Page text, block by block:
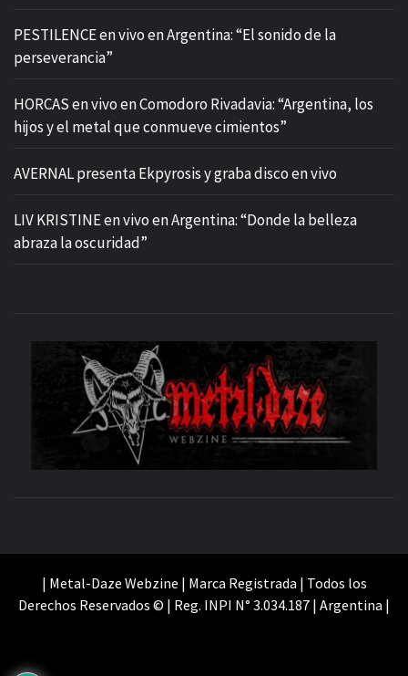
PESTILENCE en vivo en Argentina: “El sonido de la
perseverancia”
HORCAS en vivo en Comodoro Rivadavia: “Argentina, los
hijos y el metal que conmueve cimientos”
AVERNAL presenta Ekpyrosis y graba disco en vivo
LIV KRISTINE en vivo en Argentina: “Donde la belleza
abraza la oscuridad”
| Metal-Daze Webzine | Marca Registrada | Todos los
Derechos Reservados © | Reg. INPI N° 3.034.187 | Argentina |